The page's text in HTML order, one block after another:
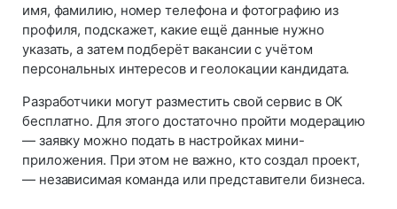
имя, фамилию, номер телефона и фотографию из
профиля, подскажет, какие ещё данные нужно
указать, а затем подберёт вакансии с учётом
персональных интересов и геолокации кандидата.
Разработчики могут разместить свой сервис в ОК
бесплатно. Для этого достаточно пройти модерацию
— заявку можно подать в настройках мини-
приложения. При этом не важно, кто создал проект,
— независимая команда или представители бизнеса.